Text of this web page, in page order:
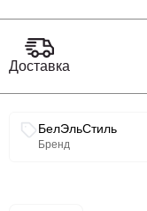
Доставка
Связанные разделы
БелЭльСтиль
Бренд